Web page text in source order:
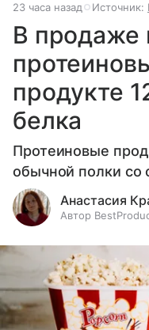
23 часа назад Источник:
В продаже
продукте
белка
Протеиновые
обычной полки со
Анастасия
Автор